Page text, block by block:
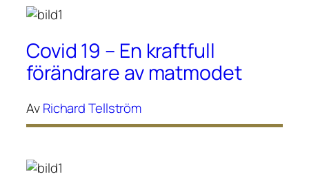
Covid 19 – En kraftfull
förändrare av matmodet
AvRichard Tellström